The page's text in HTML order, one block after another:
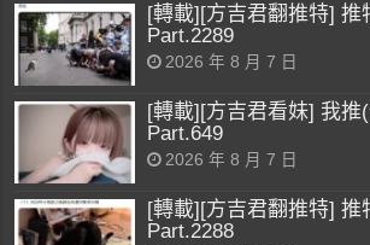
[轉載][方吉君翻推特] 推
Part.2289
2026 年 8 月 7 日
[轉載][方吉君看妹] 我推
Part.649
2026 年 8 月 7 日
[轉載][方吉君翻推特] 推
Part.2288